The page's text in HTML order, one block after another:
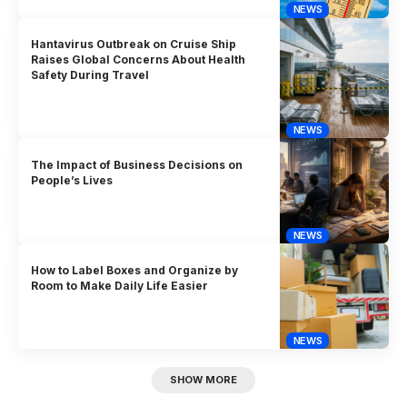
NEWS
NEWS
Hantavirus Outbreak on Cruise Ship
Raises Global Concerns About Health
Safety During Travel
NEWS
The Impact of Business Decisions on
People’s Lives
NEWS
How to Label Boxes and Organize by
Room to Make Daily Life Easier
SHOW MORE